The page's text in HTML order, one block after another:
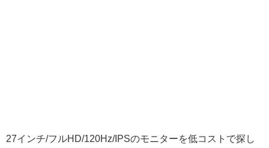
27インチ/フルHD/120Hz/IPSのモニターを低コストで探し